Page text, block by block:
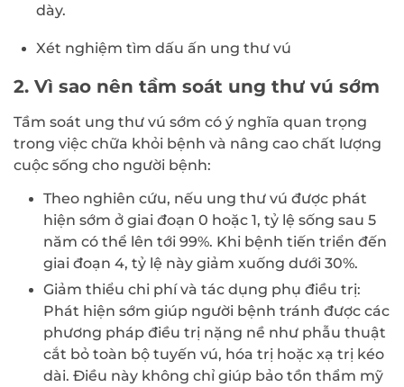
dày.
Xét nghiệm tìm dấu ấn ung thư vú
2. Vì sao nên tầm soát ung thư vú sớm
Tầm soát ung thư vú sớm có ý nghĩa quan trọng
trong việc chữa khỏi bệnh và nâng cao chất lượng
cuộc sống cho người bệnh:
Theo nghiên cứu, nếu ung thư vú được phát
hiện sớm ở giai đoạn 0 hoặc 1, tỷ lệ sống sau 5
năm có thể lên tới 99%. Khi bệnh tiến triển đến
giai đoạn 4, tỷ lệ này giảm xuống dưới 30%.
Giảm thiểu chi phí và tác dụng phụ điều trị:
Phát hiện sớm giúp người bệnh tránh được các
phương pháp điều trị nặng nề như phẫu thuật
cắt bỏ toàn bộ tuyến vú, hóa trị hoặc xạ trị kéo
dài. Điều này không chỉ giúp bảo tồn thẩm mỹ